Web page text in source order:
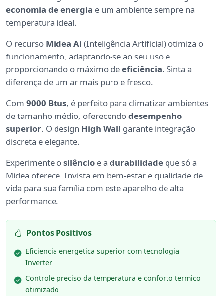
economia de energia e um ambiente sempre na
temperatura ideal.
O recurso Midea Ai (Inteligência Artificial) otimiza o
funcionamento, adaptando-se ao seu uso e
proporcionando o máximo deeficiência. Sinta a
diferença de um ar mais puro e fresco.
Com 9000 Btus, é perfeito para climatizar ambientes
de tamanho médio, oferecendodesempenho
superior. O design High Wall garante integração
discreta e elegante.
Experimente osilêncio e a durabilidade que só a
Midea oferece. Invista em bem-estar e qualidade de
vida para sua família com este aparelho de alta
performance.
Pontos Positivos
Eficiencia energetica superior com tecnologia
Inverter
Controle preciso da temperatura e conforto termico
otimizado